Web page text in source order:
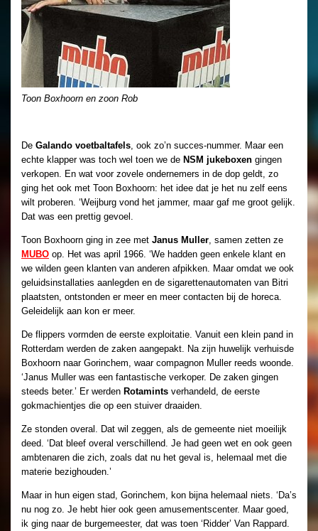
Toon Boxhoorn en zoon Rob
De Galando voetbaltafels, ook zo’n succes-nummer. Maar een
echte klapper was toch wel toen we de NSM jukeboxen gingen
verkopen. En wat voor zovele ondernemers in de dop geldt, zo
ging het ook met Toon Boxhoorn: het idee dat je het nu zelf eens
wilt proberen. ‘Weijburg vond het jammer, maar gaf me groot gelijk.
Dat was een prettig gevoel.
Toon Boxhoorn ging in zee met Janus Muller, samen zetten ze
MUBO op. Het was april 1966. ‘We hadden geen enkele klant en
we wilden geen klanten van anderen afpikken. Maar omdat we ook
geluidsinstallaties aanlegden en de sigarettenautomaten van Bitri
plaatsten, ontstonden er meer en meer contacten bij de horeca.
Geleidelijk aan kon er meer.
De flippers vormden de eerste exploitatie. Vanuit een klein pand in
Rotterdam werden de zaken aangepakt. Na zijn huwelijk verhuisde
Boxhoorn naar Gorinchem, waar compagnon Muller reeds woonde.
‘Janus Muller was een fantastische verkoper. De zaken gingen
steeds beter.’ Er werden Rotamints verhandeld, de eerste
gokmachientjes die op een stuiver draaiden.
Ze stonden overal. Dat wil zeggen, als de gemeente niet moeilijk
deed. ‘Dat bleef overal verschillend. Je had geen wet en ook geen
ambtenaren die zich, zoals dat nu het geval is, helemaal met die
materie bezighouden.’
Maar in hun eigen stad, Gorinchem, kon bijna helemaal niets. ‘Da’s
nu nog zo. Je hebt hier ook geen amusementscenter. Maar goed,
ik ging naar de burgemeester, dat was toen ‘Ridder’ Van Rappard.